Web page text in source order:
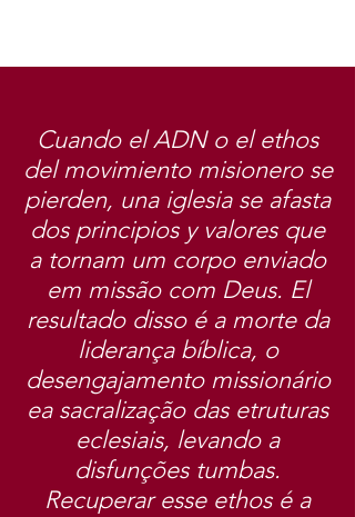
Cuando el ADN o el ethos
del movimiento misionero se
pierden, una iglesia se afasta
dos principios y valores que
a tornam um corpo enviado
em missão com Deus. El
resultado disso é a morte da
liderança bíblica, o
desengajamento missionário
ea sacralização das etruturas
eclesiais, levando a
disfunções tumbas.
Recuperar esse ethos é a